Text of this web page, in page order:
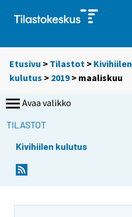
Etusivu > Tilastot > Kivihiilen
kulutus > 2019> maaliskuu
Avaa valikko
TILASTOT
Kivihiilen kulutus